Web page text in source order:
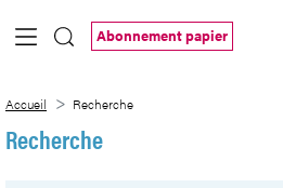
Saut au contenu principal
Abonnement papier
Accueil Recherche
Recherche